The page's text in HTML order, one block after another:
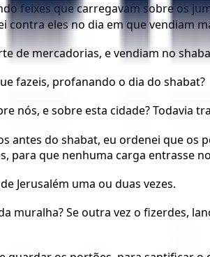
feixes que carregavam sobre os
contra eles no dia em que vendiam
de mercadorias, e vendiam no
fazeis, profanando o dia do shabat?
nós, e sobre esta cidade? Todavia
antes do shabat, eu ordenei que
para que nenhuma carga entrasse
Jerusalém uma ou duas vezes.
muralha? Se outra vez o fizerdes,